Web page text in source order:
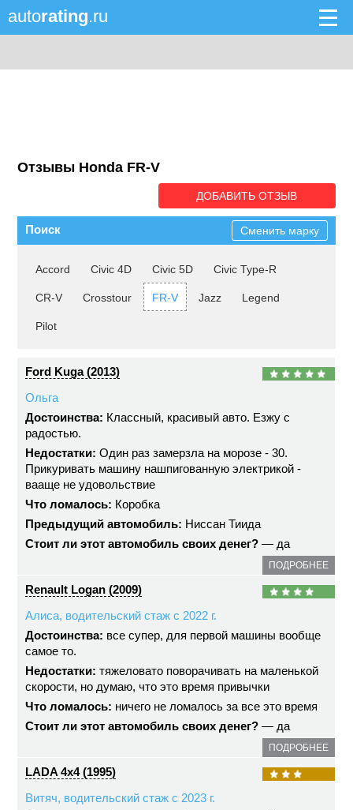
autorating.ru
Отзывы Honda FR-V
ДОБАВИТЬ ОТЗЫВ
Поиск Сменить марку
Accord Civic 4D Civic 5D Civic Type-R
CR-V Crosstour FR-V Jazz Legend
Pilot
Ford Kuga (2013)
Ольга
Достоинства: Классный, красивый авто. Езжу с
радостью.
Недостатки: Один раз замерзла на морозе - 30.
Прикуривать машину нашпигованную электрикой -
вааще не удовольствие
Что ломалось: Коробка
Предыдущий автомобиль: Ниссан Тиида
Стоит ли этот автомобиль своих денег? — да
ПОДРОБНЕЕ
Renault Logan (2009)
Алиса, водительский стаж с 2022 г.
Достоинства: все супер, для первой машины вообще
самое то.
Недостатки: тяжеловато поворачивать на маленькой
скорости, но думаю, что это время привычки
Что ломалось: ничего не ломалось за все это время
Стоит ли этот автомобиль своих денег? — да
ПОДРОБНЕЕ
LADA 4x4 (1995)
Витяч, водительский стаж с 2023 г.